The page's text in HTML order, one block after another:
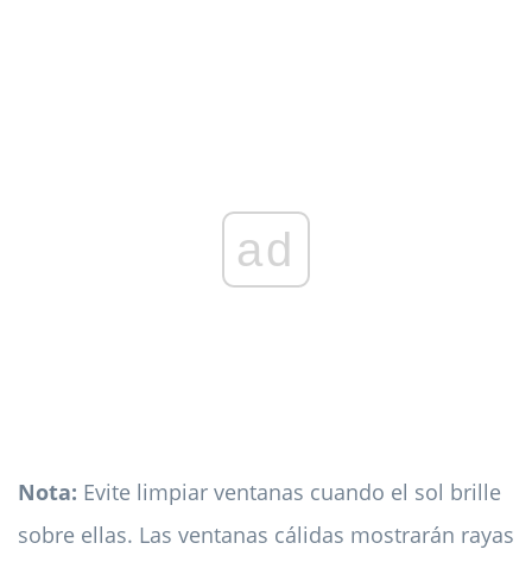
ad
Nota: Evite limpiar ventanas cuando el sol brille
sobre ellas. Las ventanas cálidas mostrarán rayas